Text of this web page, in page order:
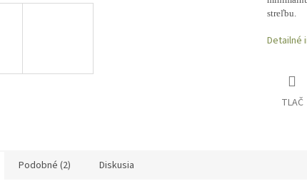
streľbu.
Detailné
TLAČ
Podobné (2) Diskusia